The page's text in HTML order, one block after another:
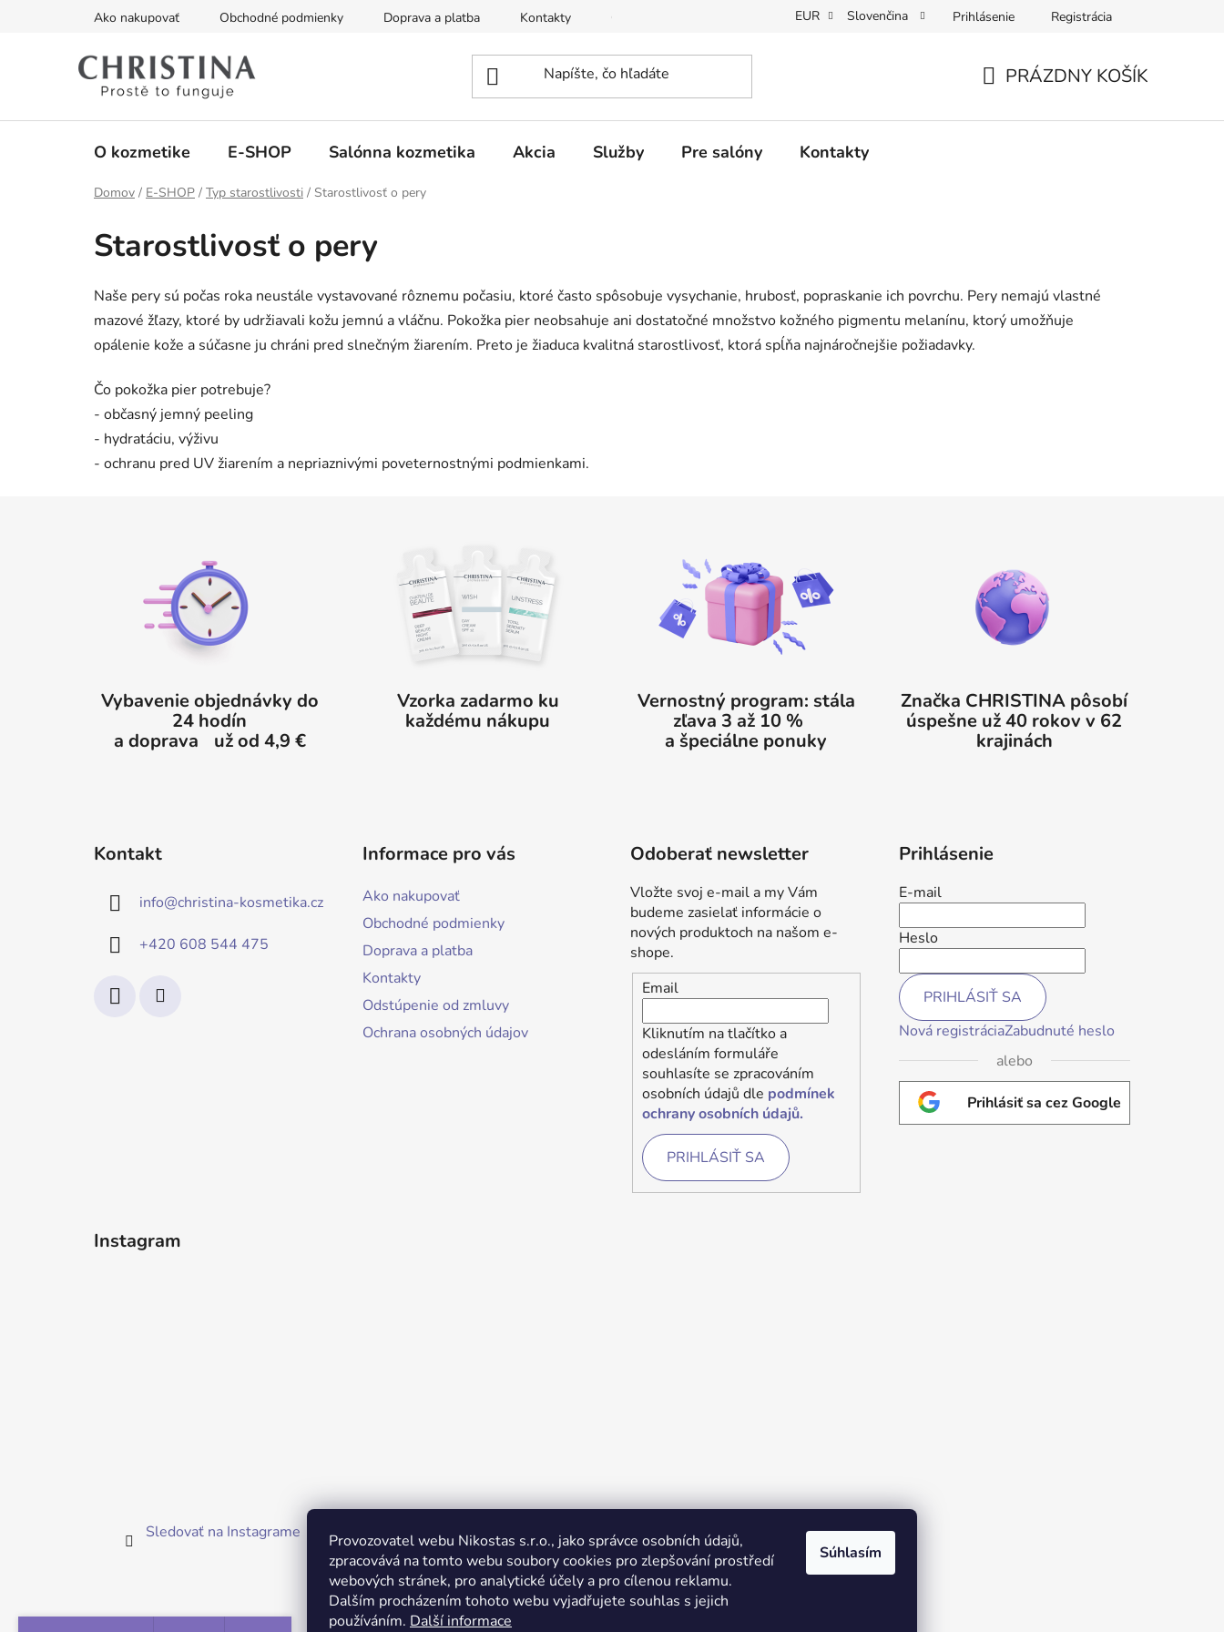
Provozovatel webu Nikostas s.r.o., jako správce osobních údajů,
zpracovává na tomto webu soubory cookies pro zlepšování prostředí
webových stránek, pro analytické účely a pro cílenou reklamu.
Dalším procházením tohoto webu vyjadřujete souhlas s jejich
používáním. Další informace
Súhlasím
Ako nakupovať Obchodné podmienky Doprava a platba Kontakty Ochrana osobných údajov
EUR Slovenčina Prihlásenie Registrácia
PRÁZDNY KOŠÍK
O kozmetike E-SHOP Salónna kozmetika Akcia Služby Pre salóny Kontakty
Domov / E-SHOP / Typ starostlivosti / Starostlivosť o pery
Starostlivosť o pery
Naše pery sú počas roka neustále vystavované rôznemu počasiu, ktoré často spôsobuje vysychanie, hrubosť, popraskanie ich povrchu. Pery nemajú vlastné
mazové žľazy, ktoré by udržiavali kožu jemnú a vláčnu. Pokožka pier neobsahuje ani dostatočné množstvo kožného pigmentu melanínu, ktorý umožňuje
opálenie kože a súčasne ju chráni pred slnečným žiarením. Preto je žiaduca kvalitná starostlivosť, ktorá spĺňa najnáročnejšie požiadavky.
Čo pokožka pier potrebuje?
- občasný jemný peeling
- hydratáciu, výživu
- ochranu pred UV žiarením a nepriaznivými poveternostnými podmienkami.
Vybavenie objednávky do
24 hodín
a doprava už od 4,9 €
Vzorka zadarmo ku
každému nákupu
Vernostný program: stála
zľava 3 až 10 %
a špeciálne ponuky
Značka CHRISTINA pôsobí
úspešne už 40 rokov v 62
krajinách
Kontakt
info@christina-kosmetika.cz
+420 608 544 475
Informace pro vás
Ako nakupovať
Obchodné podmienky
Doprava a platba
Kontakty
Odstúpenie od zmluvy
Ochrana osobných údajov
Odoberať newsletter
Vložte svoj e-mail a my Vám
budeme zasielať informácie o
nových produktoch na našom e-
shope.
Email
Kliknutím na tlačítko a
odesláním formuláře
souhlasíte se zpracováním
osobních údajů dle podmínek
ochrany osobních údajů.
PRIHLÁSIŤ SA
Prihlásenie
E-mail
Heslo
PRIHLÁSIŤ SA
Nová registráciaZabudnuté heslo
alebo
Prihlásiť sa cez Google
Instagram
Sledovať na Instagrame
FB Christina Kosmetika